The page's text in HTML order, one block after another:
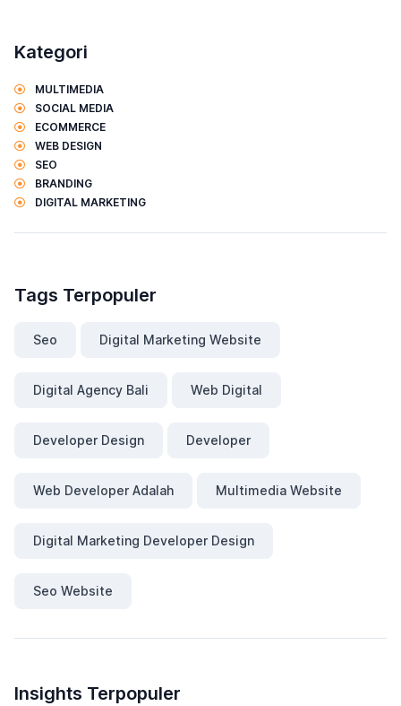
Kategori
MULTIMEDIA
SOCIAL MEDIA
ECOMMERCE
WEB DESIGN
SEO
BRANDING
DIGITAL MARKETING
Tags Terpopuler
Seo Digital Marketing Website
Digital Agency Bali Web Digital
Developer Design Developer
Web Developer Adalah Multimedia Website
Digital Marketing Developer Design
Seo Website
Insights Terpopuler